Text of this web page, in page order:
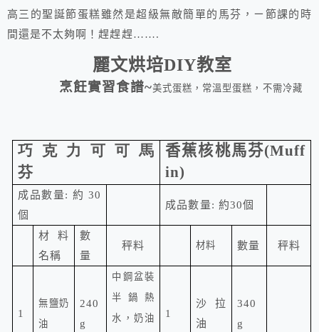
高三的聖誕節蛋糕雖然是超級無敵簡單的馬芬，ㄧ節課的時
間還是不太夠啊！趕趕趕…….
麗文烘培DIY教室
烹飪實習食譜~美式蛋糕，常溫型蛋糕，不需冷藏
巧克力可可馬
芬
香蕉核桃馬芬(Muff
in)
成品數量: 約 30
個
成品數量: 約30個
材料
名稱
數
量
秤料 材料 數量 秤料
1
無鹽奶
油
240
g
中鋼盆裝
半鍋熱
水， 奶油
1
沙拉
油
340
g